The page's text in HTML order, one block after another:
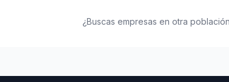
¿Buscas empresas en otra